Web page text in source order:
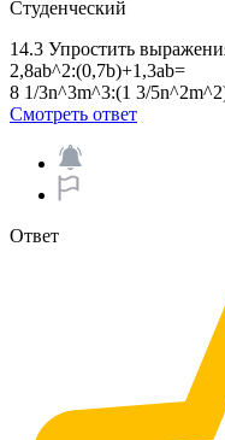
Студенческий
14.3 Упростить
2,8ab^2:(0,7b)+1,3ab=
8 1/3n^3m^3:(1 3/
Смотреть ответ
Ответ